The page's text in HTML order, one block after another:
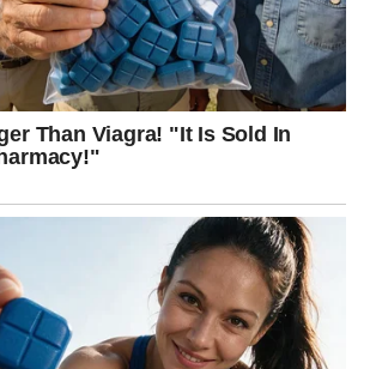
na nejasne odnose – birate
– pomeranje na
iznenađenja su među najjačima.
doneti priliku da preuzmete veću
veću moć odlučivanja. Ovo je trenutak